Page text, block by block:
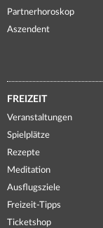
Partnerhoroskop
Aszendent
FREIZEIT
Veranstaltungen
Spielplätze
Rezepte
Meditation
Ausflugsziele
Freizeit-Tipps
Ticketshop